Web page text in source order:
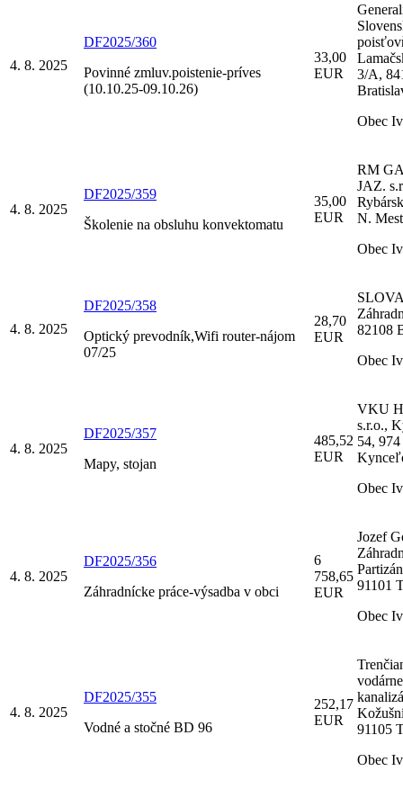
4. 8. 2025
DF2025/360
Povinné zmluv.poistenie-príves
(10.10.25-09.10.26)
33,00
EUR
3/A,
Obec
4. 8. 2025
DF2025/359
Školenie na obsluhu konvektomatu
35,00
EUR
RM
JAZ.
N.
Obec
4. 8. 2025
DF2025/358
Optický prevodník,Wifi router-nájom
07/25
28,70
EUR
82108
Obec
4. 8. 2025
DF2025/357
Mapy, stojan
485,52
EUR
VKU
s.r.o.,
54,
Obec
4. 8. 2025
DF2025/356
Záhradnícke práce-výsadba v obci
6
758,65
EUR
Jozef
91101
Obec
4. 8. 2025
DF2025/355
Vodné a stočné BD 96
252,17
EUR
91105
Obec